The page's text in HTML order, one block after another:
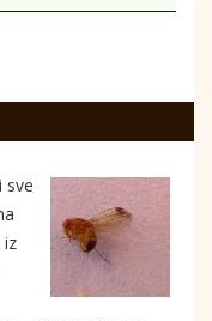
sve
iz